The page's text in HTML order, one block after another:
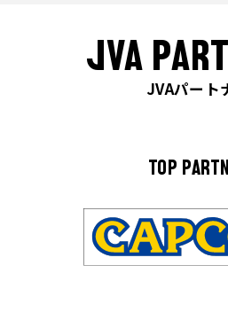
JVA
JVAパート
TOP